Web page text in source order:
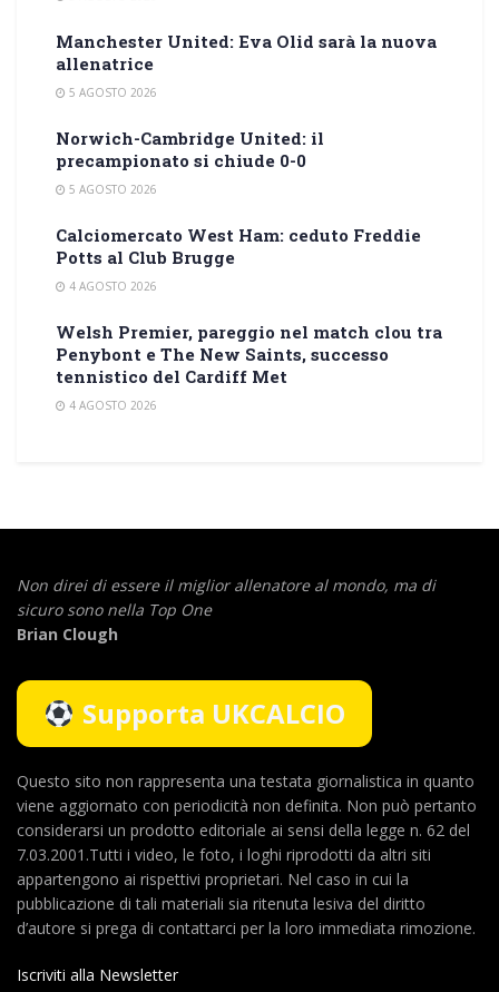
Manchester United: Eva Olid sarà la nuova
allenatrice
5 AGOSTO 2026
Norwich-Cambridge United: il
precampionato si chiude 0-0
5 AGOSTO 2026
Calciomercato West Ham: ceduto Freddie
Potts al Club Brugge
4 AGOSTO 2026
Welsh Premier, pareggio nel match clou tra
Penybont e The New Saints, successo
tennistico del Cardiff Met
4 AGOSTO 2026
Non direi di essere il miglior allenatore al mondo, ma di
sicuro sono nella Top One
Brian Clough
Supporta UKCALCIO
Questo sito non rappresenta una testata giornalistica in quanto
viene aggiornato con periodicità non definita. Non può pertanto
considerarsi un prodotto editoriale ai sensi della legge n. 62 del
7.03.2001.Tutti i video, le foto, i loghi riprodotti da altri siti
appartengono ai rispettivi proprietari. Nel caso in cui la
pubblicazione di tali materiali sia ritenuta lesiva del diritto
d’autore si prega di contattarci per la loro immediata rimozione.
Iscriviti alla Newsletter